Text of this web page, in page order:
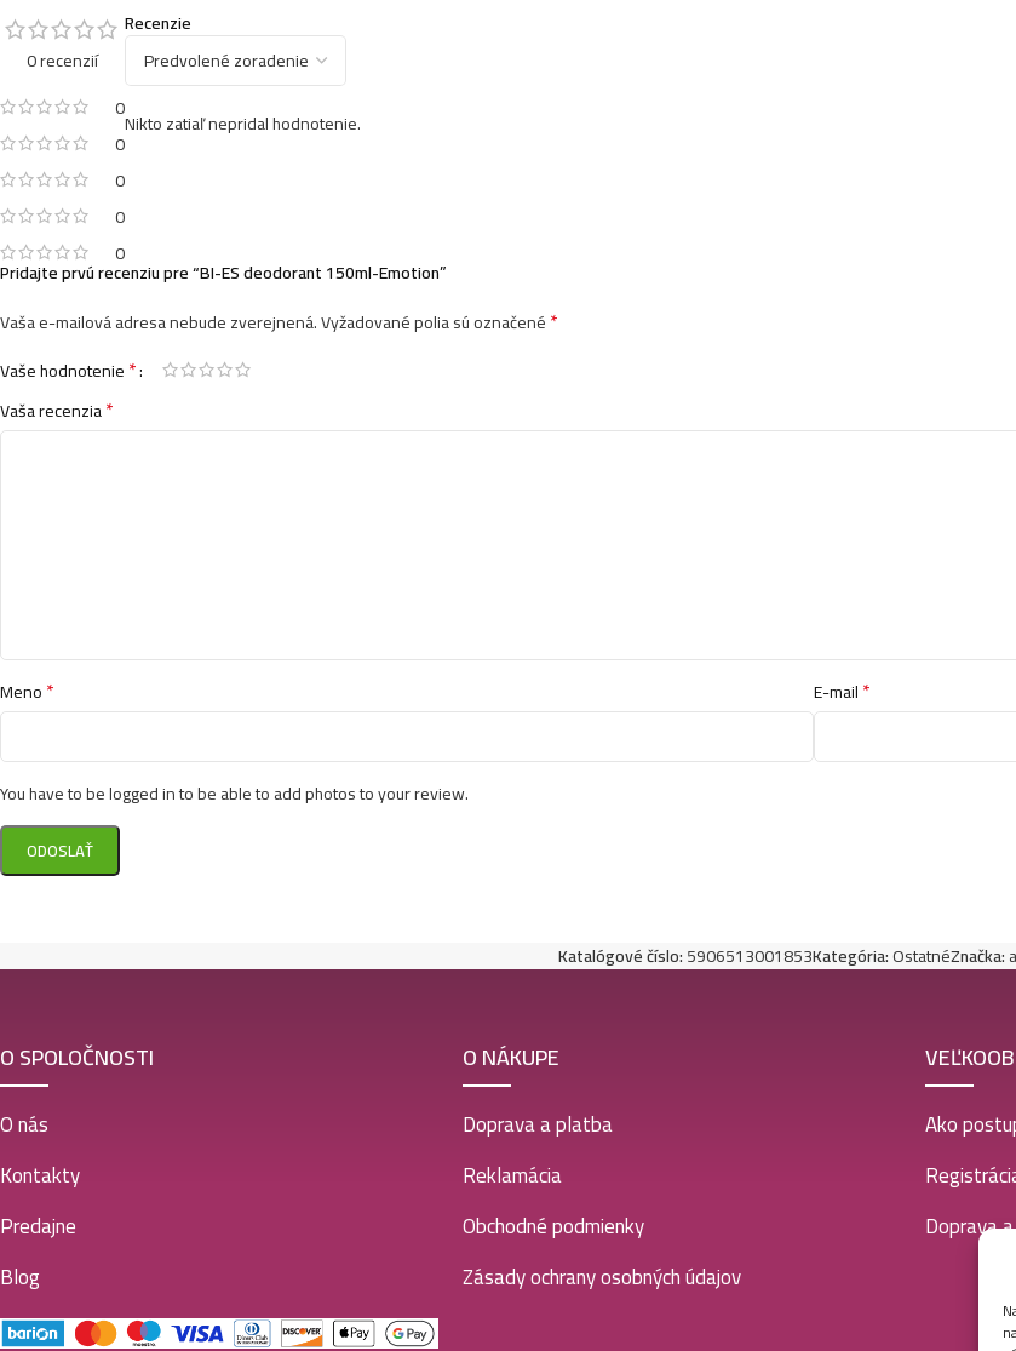
0 recenzií
0
0
0
0
0
Recenzie
Nikto zatiaľ nepridal hodnotenie.
Pridajte prvú recenziu pre “BI-ES deodorant 150ml-Emotion”
Vaša e-mailová adresa nebude zverejnená.Vyžadované polia sú označené*
Vaše hodnotenie*
Vaša recenzia*
Meno* E-mail*
You have to be logged in to be able to add photos to your review.
Katalógové číslo:5906513001853Kategória:OstatnéZnačka:
O SPOLOČNOSTI
O nás
Kontakty
Predajne
Blog
O NÁKUPE
Doprava a platba
Reklamácia
Obchodné podmienky
Zásady ochrany osobných údajov
Ako
Doprava